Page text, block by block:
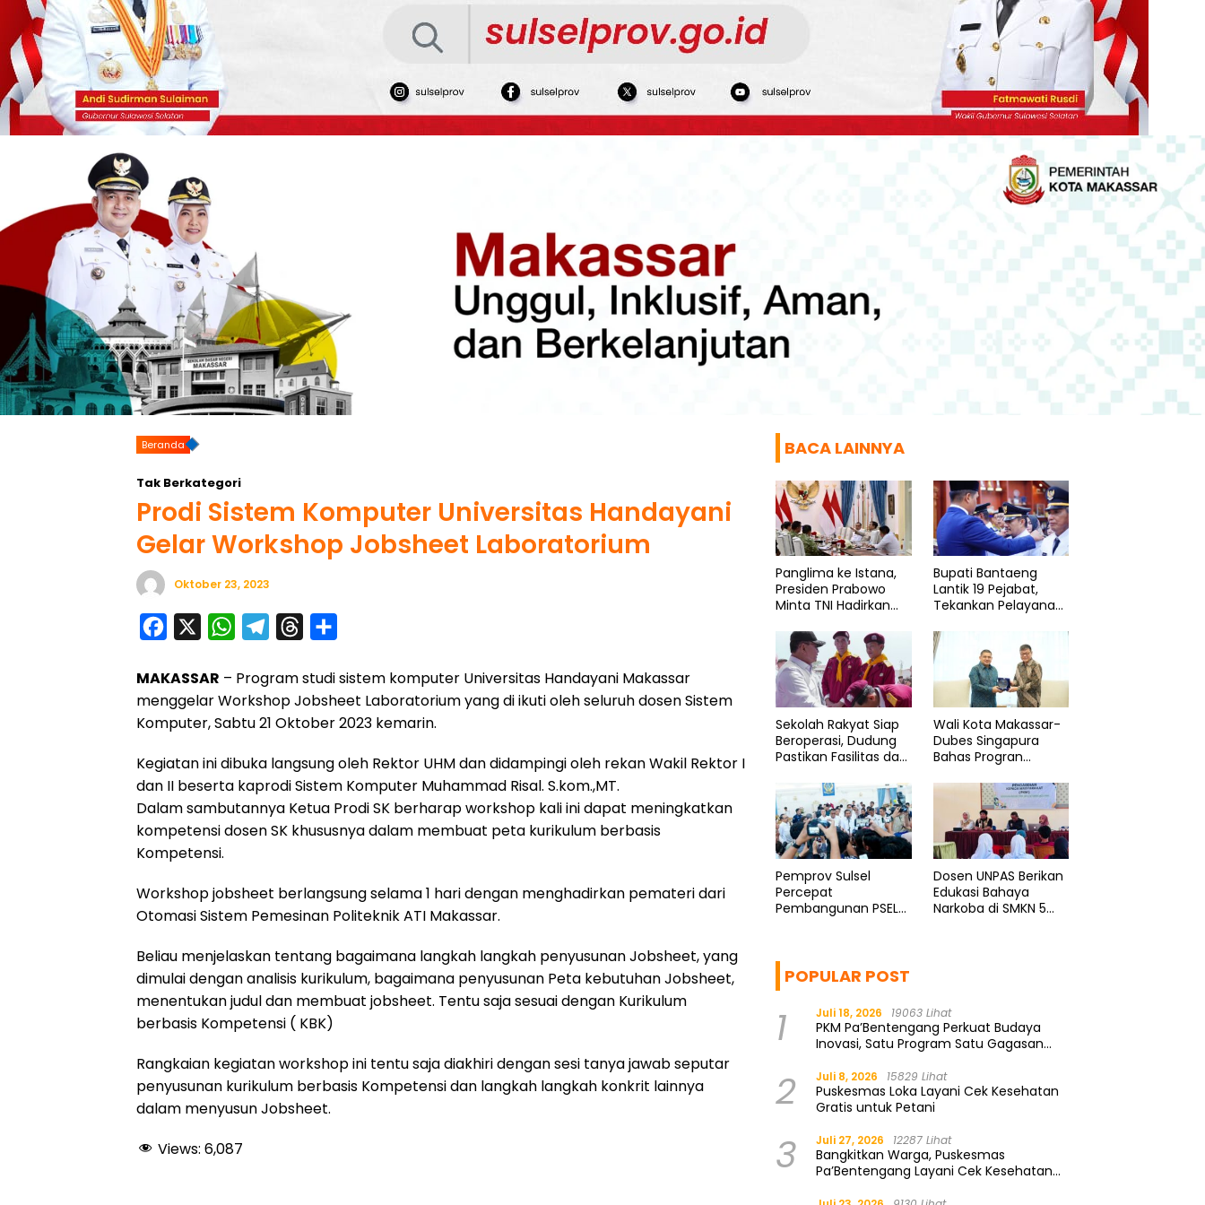
Beranda
Tak Berkategori
Prodi Sistem Komputer Universitas Handayani
Gelar Workshop Jobsheet Laboratorium
Oktober 23, 2023
c
e
b
o
o
k
W
a
t
s
A
p
p
l
e
g
r
a
m
r
e
a
d
s
a
r
e
MAKASSAR – Program studi sistem komputer Universitas Handayani Makassar
menggelar Workshop Jobsheet Laboratorium yang di ikuti oleh seluruh dosen Sistem
Komputer, Sabtu 21 Oktober 2023 kemarin.
Kegiatan ini dibuka langsung oleh Rektor UHM dan didampingi oleh rekan Wakil Rektor I
dan II beserta kaprodi Sistem Komputer Muhammad Risal. S.kom.,MT.
Dalam sambutannya Ketua Prodi SK berharap workshop kali ini dapat meningkatkan
kompetensi dosen SK khususnya dalam membuat peta kurikulum berbasis
Kompetensi.
Workshop jobsheet berlangsung selama 1 hari dengan menghadirkan pemateri dari
Otomasi Sistem Pemesinan Politeknik ATI Makassar.
Beliau menjelaskan tentang bagaimana langkah langkah penyusunan Jobsheet, yang
dimulai dengan analisis kurikulum, bagaimana penyusunan Peta kebutuhan Jobsheet,
menentukan judul dan membuat jobsheet. Tentu saja sesuai dengan Kurikulum
berbasis Kompetensi ( KBK)
Rangkaian kegiatan workshop ini tentu saja diakhiri dengan sesi tanya jawab seputar
penyusunan kurikulum berbasis Kompetensi dan langkah langkah konkrit lainnya
dalam menyusun Jobsheet.
Views: 6,087
BACA LAINNYA
Panglima ke Istana,
Presiden Prabowo
Minta TNI Hadirkan
untuk Rakyat
Bupati Bantaeng
Lantik 19 Pejabat,
Tekankan Pelayanan
Sekolah Rakyat Siap
Beroperasi, Dudung
Pastikan Fasilitas dan
Wali Kota Makassar-
Dubes Singapura
Bahas Progran
ASN
Pemprov Sulsel
Percepat
Pembangunan PSEL
Dosen UNPAS Berikan
Edukasi Bahaya
Narkoba di SMKN 5
POPULAR POST
1 Juli 18, 2026 19063 Lihat
PKM Pa’Bentengang Perkuat Budaya
Inovasi, Satu Program Satu Gagasan
2 Juli 8, 2026 15829 Lihat
Puskesmas Loka Layani Cek Kesehatan
Gratis untuk Petani
3 Juli 27, 2026 12287 Lihat
Bangkitkan Warga, Puskesmas
Pa’Bentengang Layani Cek Kesehatan